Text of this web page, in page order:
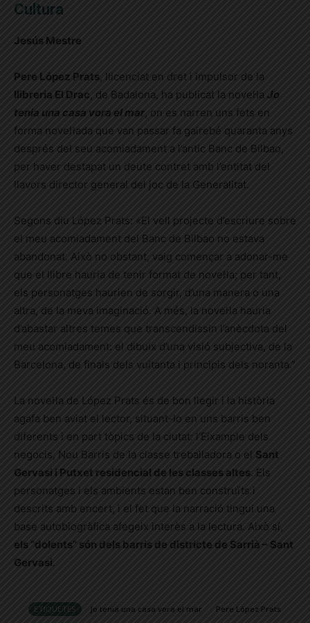
Cultura
Jesús Mestre
Pere López Prats , llicenciat en dret i impulsor de la
llibreria El Drac, de Badalona, ha publicat la novel·la Jo
tenia una casa vora el mar, on es narren uns fets en
forma novel·lada que van passar fa gairebé quaranta anys
després del seu acomiadament a l’antic Banc de Bilbao,
per haver destapat un deute contret amb l’entitat del
llavors director general del joc de la Generalitat.
Segons diu López Prats: «El vell projecte d’escriure sobre
el meu acomiadament del Banc de Bilbao no estava
abandonat. Això no obstant, vaig començar a adonar-me
que el llibre hauria de tenir format de novel·la; per tant,
els personatges haurien de sorgir, d’una manera o una
altra, de la meva imaginació. A més, la novel·la hauria
d’abastar altres temes que transcendissin l’anècdota del
meu acomiadament: el dibuix d’una visió subjectiva, de la
Barcelona, de finals dels vuitanta i principis dels noranta.”
La novel·la de López Prats és de bon llegir i la història
agafa ben aviat el lector, situant-lo en uns barris ben
diferents i en part tòpics de la ciutat: l’Eixample dels
negocis, Nou Barris de la classe treballadora o el Sant
Gervasi i Putxet residencial de les classes altes . Els
personatges i els ambients estan ben construïts i
descrits amb encert, i el fet que la narració tingui una
base autobiogràfica afegeix interès a la lectura. Això sí,
els “dolents” són dels barris de districte de Sarrià – Sant
Gervasi.
ETIQUETES Jo tenia una casa vora el mar Pere López Prats